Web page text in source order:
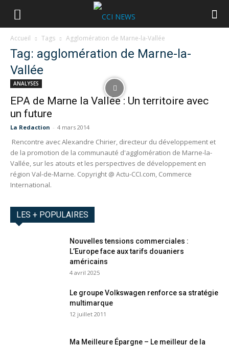
Accueil Tags Agglomération de Marne-la-Vallée
Tag: agglomération de Marne-la-
Vallée
ANALYSES
EPA de Marne la Vallée : Un territoire avec
un future
La Redaction - 4 mars 2014
Rencontre avec Alexandre Chirier, directeur du développement et
de la promotion de la communauté d'agglomération de Marne-la-
Vallée, sur les atouts et les perspectives de développement en
région Val-de-Marne. Copyright @ Actu-CCI.com, Commerce
International.
LES + POPULAIRES
Nouvelles tensions commerciales :
L’Europe face aux tarifs douaniers
américains
4 avril 2025
Le groupe Volkswagen renforce sa stratégie
multimarque
12 juillet 2011
Ma Meilleure Épargne – Le meilleur de la